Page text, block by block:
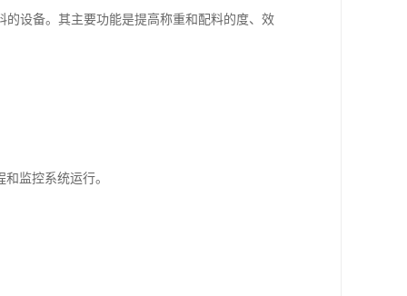
设备。其主要功能是提高称重和配料的度、效
监控系统运行。